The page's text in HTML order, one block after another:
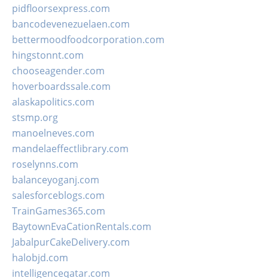
pidfloorsexpress.com
bancodevenezuelaen.com
bettermoodfoodcorporation.com
hingstonnt.com
chooseagender.com
hoverboardssale.com
alaskapolitics.com
stsmp.org
manoelneves.com
mandelaeffectlibrary.com
roselynns.com
balanceyoganj.com
salesforceblogs.com
TrainGames365.com
BaytownEvaCationRentals.com
JabalpurCakeDelivery.com
halobjd.com
intelligenceqatar.com